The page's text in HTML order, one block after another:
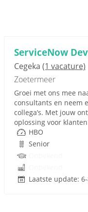
ServiceNow
Cegeka (1 vacature)
Zoetermeer
Groei met ons mee
consultants en neem
collega’s. Met jouw
oplossing voor
HBO
Senior
Laatste update: